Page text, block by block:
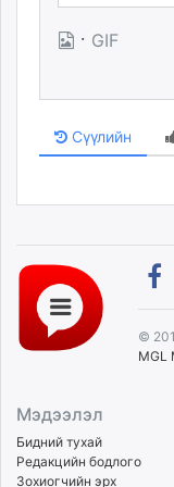
isee.mn
fact.mn
itoim.mn
tumen.mn
times.mn
mass.mn
unegui.mn
assa.mn
toim.mn
unread.today
· GIF
Сүүлийн
©
MGL
Мэдээлэл
Бидний тухай
Редакцийн бодлого
Зохиогчийн эрх